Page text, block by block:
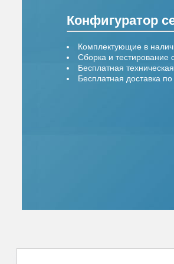
Конфигуратор
Комплектующие в
Сборка и тестирование
Бесплатная
Бесплатная доставка